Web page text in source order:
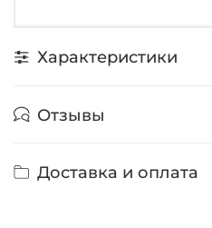
Характеристики
Отзывы
Доставка и оплата